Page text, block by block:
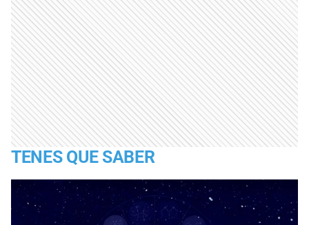
TENES QUE SABER